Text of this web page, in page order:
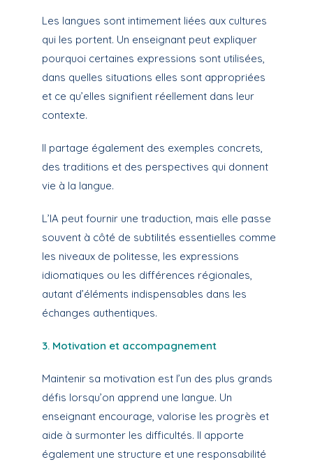
Les langues sont intimement liées aux cultures
qui les portent. Un enseignant peut expliquer
pourquoi certaines expressions sont utilisées,
dans quelles situations elles sont appropriées
et ce qu’elles signifient réellement dans leur
contexte.
Il partage également des exemples concrets,
des traditions et des perspectives qui donnent
vie à la langue.
L’IA peut fournir une traduction, mais elle passe
souvent à côté de subtilités essentielles comme
les niveaux de politesse, les expressions
idiomatiques ou les différences régionales,
autant d’éléments indispensables dans les
échanges authentiques.
3. Motivation et accompagnement
Maintenir sa motivation est l’un des plus grands
défis lorsqu’on apprend une langue. Un
enseignant encourage, valorise les progrès et
aide à surmonter les difficultés. Il apporte
également une structure et une responsabilité